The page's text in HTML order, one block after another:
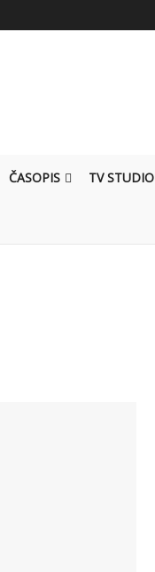
ČASOPIS TV STUDIO